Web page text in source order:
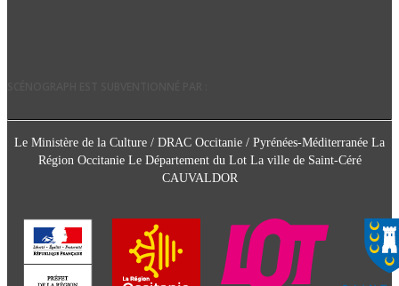
Le Ministère de la Culture / DRAC Occitanie / Pyrénées-Méditerranée La
Région Occitanie Le Département du Lot La ville de Saint-Céré
CAUVALDOR